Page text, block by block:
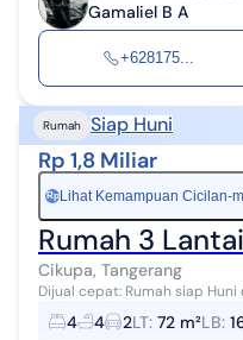
Gamaliel B A
+628175...
Rumah Siap Huni
Rp 1,8 Miliar
RpLihat Kemampuan Cicilan-
Rumah 3
Cikupa, Tangerang
Dijual cepat: Rumah siap Huni di Lavon city, cikupa, Tangerang LT:
72m² LB: 165m² 3 lantai KT: 3+1 KM:
Listrik...
4 4 2LT: 72 m²LB: